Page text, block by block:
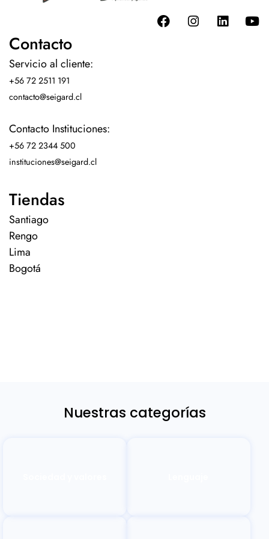
Contacto
Servicio al cliente:
+56 72 2511 191
contacto@seigard.cl
Contacto Instituciones:
+56 72 2344 500
instituciones@seigard.cl
Tiendas
Santiago
Rengo
Lima
Bogotá
Nuestras categorías